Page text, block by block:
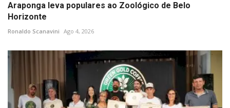
Araponga leva populares ao Zoológico de Belo
Horizonte
Ronaldo Scanavini Ago 4, 2026